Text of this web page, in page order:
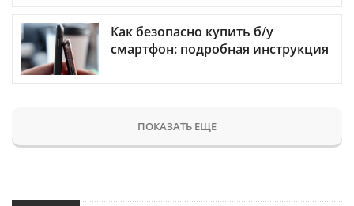
Как безопасно купить б/у
смартфон: подробная инструкция
ПОКАЗАТЬ ЕЩЕ